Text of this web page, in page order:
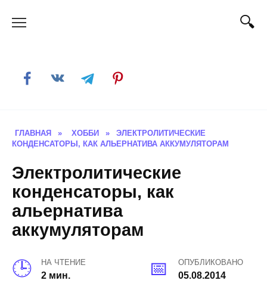
ГЛАВНАЯ » ХОББИ »
ЭЛЕКТРОЛИТИЧЕСКИЕ
КОНДЕНСАТОРЫ, КАК АЛЬЕРНАТИВА АККУМУЛЯТОРАМ
Электролитические
конденсаторы, как
альернатива
аккумуляторам
НА ЧТЕНИЕ
2 мин.
ОПУБЛИКОВАНО
05.08.2014